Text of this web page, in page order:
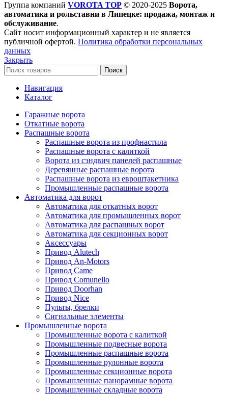
Группа компаний VOROTA TOP © 2020-2025 Ворота,
автоматика и рольставни в Липецке: продажа, монтаж и
обслуживание.
Сайт носит информационный характер и не является
публичной офертой. Политика обработки персональных
данных
Закрыть
Поиск
Навигация
Каталог
Гаражные ворота
Откатные ворота
Распашные ворота
Распашные ворота из профнастила
Распашные ворота с калиткой
Ворота из сэндвич панелей распашные
Деревянные распашные ворота
Распашные ворота из евроштакетника
Промышленные распашные ворота
Автоматика для ворот
Автоматика для откатных ворот
Автоматика для промышленных ворот
Автоматика для распашных ворот
Автоматика для секционных ворот
Аксессуары
Привод Alutech
Привод An-Motors
Привод Came
Привод Comunello
Привод Doorhan
Привод Nice
Пульты, брелки
Сигнальные элементы
Промышленные ворота
Промышленные ворота с калиткой
Промышленные подвесные ворота
Промышленные распашные ворота
Промышленные рулонные ворота
Промышленные секционные ворота
Промышленные панорамные ворота
Промышленные складные ворота